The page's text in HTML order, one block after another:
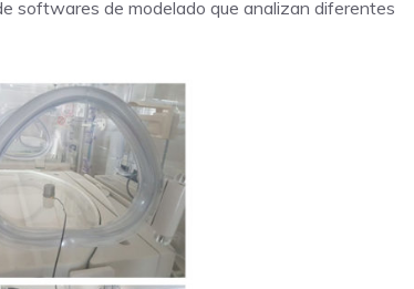
softwares de modelado que analizan diferentes